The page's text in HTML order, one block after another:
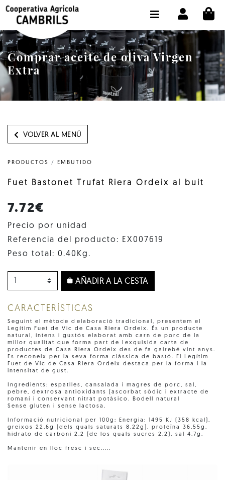
Comprar aceite de oliva Virgen
Extra
VOLVER AL MENÚ
PRODUCTOS / EMBUTIDO
Fuet Bastonet Trufat Riera Ordeix al buit
7.72€
Precio por unidad
Referencia del producto: EX007619
Peso total: 0.40Kg.
AÑADIR A LA CESTA
CARACTERÍSTICAS
Seguint el mètode delaboració tradicional, presentem el
Legítim Fuet de Vic de Casa Riera Ordeix. És un producte
natural, intens i gustós elaborat amb carn de porc de la
millor qualitat que forma part de lexquisida carta de
productes de Casa Riera Ordeix des de fa gairebé vint anys.
Es reconeix per la seva forma clàssica de bastó. El Legítim
Fuet de Vic de Casa Riera Ordeix destaca per la forma i la
intensitat de gust.
Ingredients: espatlles, cansalada i magres de porc, sal,
pebre, dextrosa antioxidants (ascorbat sòdic i extracte de
romaní i conservant nitrat potàsico. Bodell natural
Sense gluten i sense lactosa.
Informació nutricional per 100g: Energia: 1495 KJ (358 kcal),
greixos 22,6g (dels quals saturats 8,22g), proteïna 36,55g,
hidrato de carboni 2,2 (de los quals sucres 2,2), sal 4,7g.
Mantenir en lloc fresc i sec.....
TIENDA COMPRA ONLINE
LA COOPERATIVA
OLEOTOUR
PRODUCTOS
NUESTRO ACEITE
SELECCIONAR IDIOMA : ES